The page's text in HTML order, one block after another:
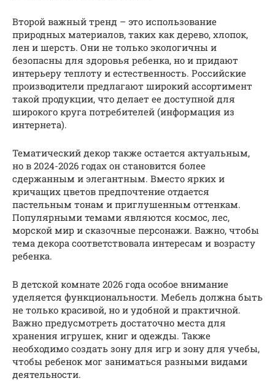
Второй важный тренд – это использование
природных материалов, таких как дерево, хлопок,
лен и шерсть. Они не только экологичны и
безопасны для здоровья ребенка, но и придают
интерьеру теплоту и естественность. Российские
производители предлагают широкий ассортимент
такой продукции, что делает ее доступной для
широкого круга потребителей (информация из
интернета).
Тематический декор также остается актуальным,
но в 2024-2026 годах он становится более
сдержанным и элегантным. Вместо ярких и
кричащих цветов предпочтение отдается
пастельным тонам и приглушенным оттенкам.
Популярными темами являются космос, лес,
морской мир и сказочные персонажи. Важно, чтобы
тема декора соответствовала интересам и возрасту
ребенка.
В детской комнате 2026 года особое внимание
уделяется функциональности. Мебель должна быть
не только красивой, но и удобной и практичной.
Важно предусмотреть достаточно места для
хранения игрушек, книг и одежды. Также
необходимо создать зону для игр и зону для учебы,
чтобы ребенок мог заниматься разными видами
деятельности.